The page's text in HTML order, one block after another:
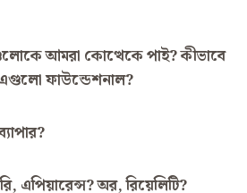
আমরা কোত্থেকে পাই? কীভাবে
এগুলো ফাউন্ডেশনাল?
এপিয়ারেন্স? অর, রিয়েলিটি?